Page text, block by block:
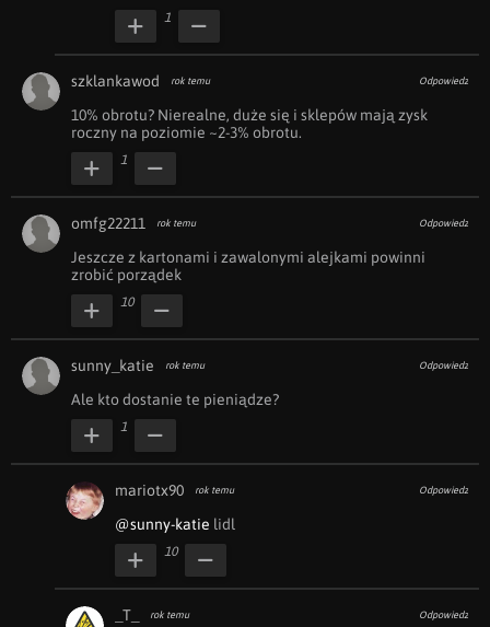
1
szklankawod rok temu Odpowiedz
10% obrotu? Nierealne, duże się i sklepów mają zysk
roczny na poziomie ~2-3% obrotu.
1
omfg22211 rok temu Odpowiedz
Jeszcze z kartonami i zawalonymi alejkami powinni
zrobić porządek
10
sunny_katie rok temu Odpowiedz
Ale kto dostanie te pieniądze?
1
mariotx90 rok temu Odpowiedz
@sunny-katie lidl
10
_T_ rok temu Odpowiedz